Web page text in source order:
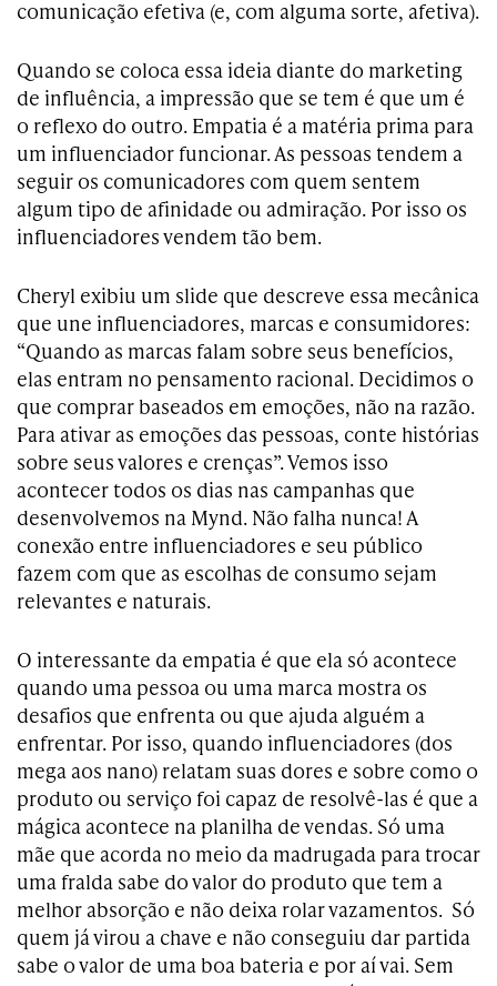
comunicação efetiva (e, com alguma sorte, afetiva).
Quando se coloca essa ideia diante do marketing
de influência, a impressão que se tem é que um é
o reflexo do outro. Empatia é a matéria prima para
um influenciador funcionar. As pessoas tendem a
seguir os comunicadores com quem sentem
algum tipo de afinidade ou admiração. Por isso os
influenciadores vendem tão bem.
Cheryl exibiu um slide que descreve essa mecânica
que une influenciadores, marcas e consumidores:
“Quando as marcas falam sobre seus benefícios,
elas entram no pensamento racional. Decidimos o
que comprar baseados em emoções, não na razão.
Para ativar as emoções das pessoas, conte histórias
sobre seus valores e crenças”. Vemos isso
acontecer todos os dias nas campanhas que
desenvolvemos na Mynd. Não falha nunca! A
conexão entre influenciadores e seu público
fazem com que as escolhas de consumo sejam
relevantes e naturais.
O interessante da empatia é que ela só acontece
quando uma pessoa ou uma marca mostra os
desafios que enfrenta ou que ajuda alguém a
enfrentar. Por isso, quando influenciadores (dos
mega aos nano) relatam suas dores e sobre como o
produto ou serviço foi capaz de resolvê-las é que a
mágica acontece na planilha de vendas. Só uma
mãe que acorda no meio da madrugada para trocar
uma fralda sabe do valor do produto que tem a
melhor absorção e não deixa rolar vazamentos. Só
quem já virou a chave e não conseguiu dar partida
sabe o valor de uma boa bateria e por aí vai. Sem